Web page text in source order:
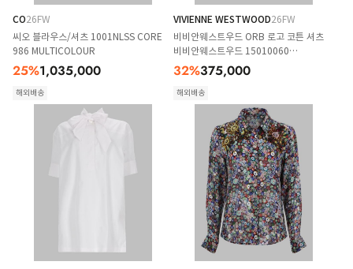
CO26FW
씨오 블라우스/셔츠 1001NLSS CORE
986 MULTICOLOUR
25%1,035,000
해외배송
VIVIENNE WESTWOOD26FW
비비안웨스트우드 ORB 로고 코튼 셔츠
비비안웨스트우드 15010060
W009QN401 BLACK
32%375,000
해외배송